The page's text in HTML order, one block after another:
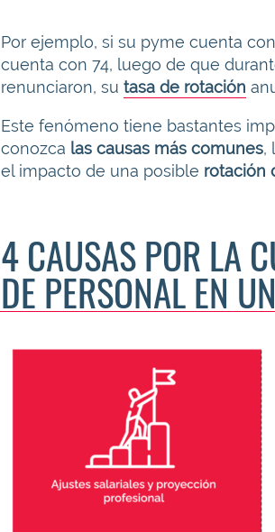
Por ejemplo, si su pyme cuenta
cuenta con 74, luego de que
renunciaron, su tasa de rotación
Este fenómeno tiene bastantes
conozca las causas más comunes,
el impacto de una posible rotación
4 CAUSAS POR LA
DE PERSONAL EN